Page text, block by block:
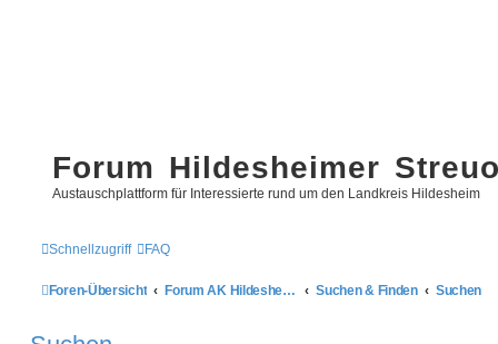
Forum Hildesheimer
Austauschplattform für Interessierte rund um den Landkreis Hildesheim
Schnellzugriff FAQ
Foren-Übersicht Forum AK Hildesheimer Streuobstwiesen Suchen & Finden Suchen